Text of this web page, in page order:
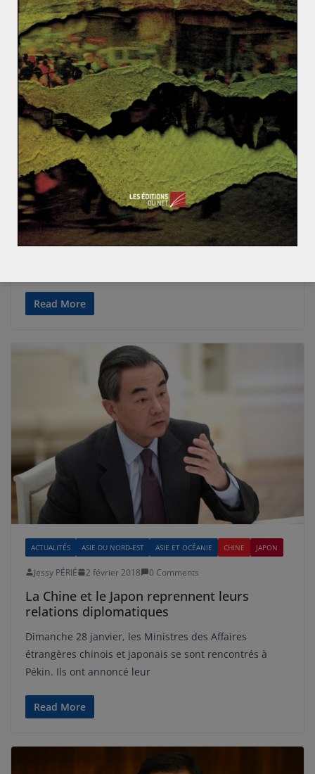
ACTUALITÉS ASIE DU SUD-EST ASIE ET OCÉANIE
Jessy PÉRIÉ 7 février 2018 0 Comments
Au Cambodge, l’opposition muselée en vue
des élections
Kem Sokha, chef de l’opposition cambodgienne, s’est vu
Read More
ACTUALITÉS ASIE DU NORD-EST ASIE ET OCÉANIE CHINE JAPON
Jessy PÉRIÉ 2 février 2018 0 Comments
La Chine et le Japon reprennent leurs
relations diplomatiques
Dimanche 28 janvier, les Ministres des Affaires
étrangères chinois et japonais se sont rencontrés à
Pékin. Ils ont annoncé leur
Read More